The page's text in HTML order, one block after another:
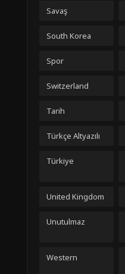
Savaş
South Korea
Spor
Switzerland
Tarih
Türkçe Altyazılı
Türkiye
United Kingdom
Unutulmaz
Western